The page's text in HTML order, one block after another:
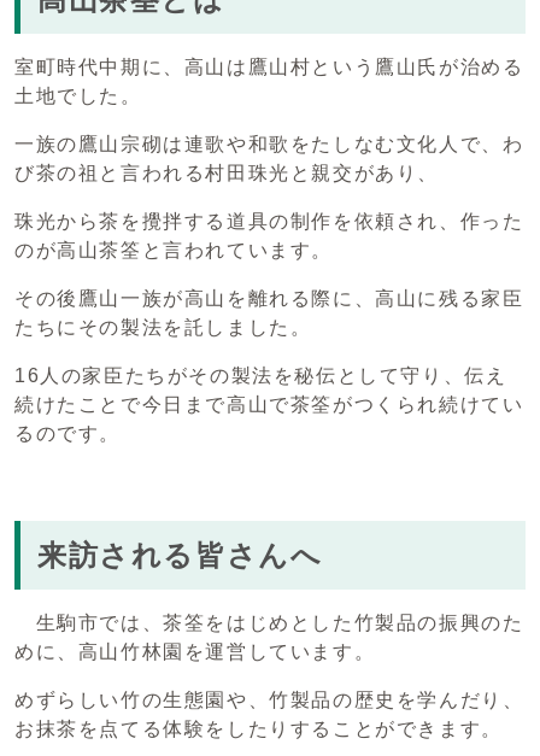
室町時代中期に、高山は鷹山村という鷹山氏が治める
土地でした。
一族の鷹山宗砌は連歌や和歌をたしなむ文化人で、わ
び茶の祖と言われる村田珠光と親交があり、
珠光から茶を攪拌する道具の制作を依頼され、作った
のが高山茶筌と言われています。
その後鷹山一族が高山を離れる際に、高山に残る家臣
たちにその製法を託しました。
16人の家臣たちがその製法を秘伝として守り、伝え
続けたことで今日まで高山で茶筌がつくられ続けてい
るのです。
来訪される皆さんへ
生駒市では、茶筌をはじめとした竹製品の振興のた
めに、高山竹林園を運営しています。
めずらしい竹の生態園や、竹製品の歴史を学んだり、
お抹茶を点てる体験をしたりすることができます。